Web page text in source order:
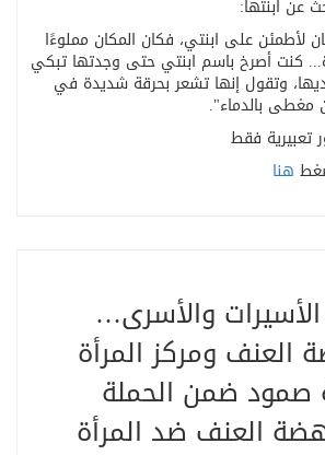
عن ابنتها:
لأطمئن على ابنتي، فكان المكان مملوءًا
كنت أصرخ باسم ابنتي حتى وجدتها تبكي
وتقول إنها تشعر بحرقة شديدة في
مغطى بالدماء."
تعبيرية فقط
هنا
والأسرى…
العنف ومركز المرأة
صمود ضمن الحملة
العنف ضد المرأة